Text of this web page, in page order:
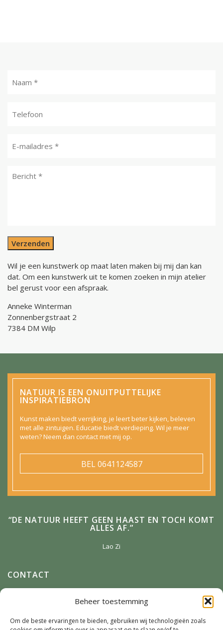
Beheer toestemming
Om de beste ervaringen te bieden, gebruiken wij technologieën zoals
Verzenden
Wil je een kunstwerk op maat laten maken bij mij dan kan
dat. Om een kunstwerk uit te komen zoeken in mijn atelier
bel gerust voor een afspraak.
Anneke Winterman
Zonnenbergstraat 2
7384 DM Wilp
NATUUR IS EEN ONUITPUTTELIJKE
INSPIRATIEBRON
Kunst maken biedt verrijking, je leert beter kijken, beleven
met alle zintuigen. Educatie biedt verdieping. Wil je meer
weten? Neem dan contact met mij op.
BEL0641124587
“DE NATUUR HEEFT GEEN HAAST EN TOCH KOMT
ALLES AF.”
Lao Zi
CONTACT